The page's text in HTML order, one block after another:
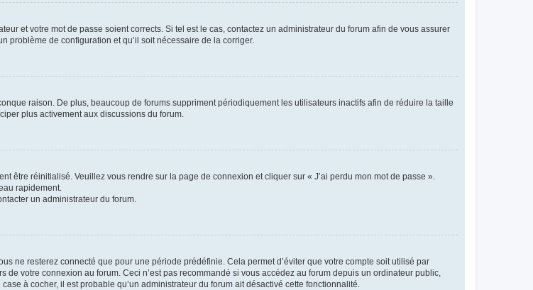
et votre mot de passe soient corrects. Si tel est le cas, contactez un administrateur du forum afin de vous assurer
problème de configuration et qu’il soit nécessaire de la corriger.
raison. De plus, beaucoup de forums suppriment périodiquement les utilisateurs inactifs afin de réduire la taille
plus activement aux discussions du forum.
être réinitialisé. Veuillez vous rendre sur la page de connexion et cliquer sur « J’ai perdu mon mot de passe ».
rapidement.
un administrateur du forum.
ne resterez connecté que pour une période prédéfinie. Cela permet d’éviter que votre compte soit utilisé par
votre connexion au forum. Ceci n’est pas recommandé si vous accédez au forum depuis un ordinateur public,
à cocher, il est probable qu’un administrateur du forum ait désactivé cette fonctionnalité.